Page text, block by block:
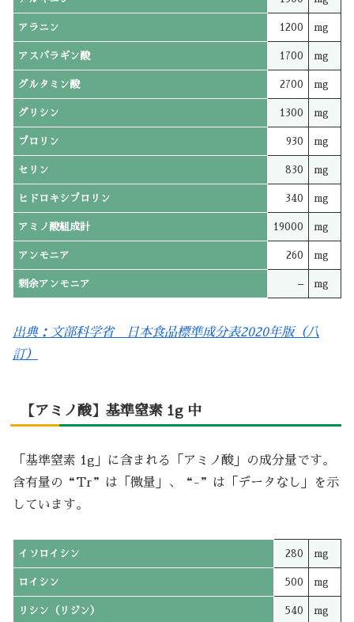
アラニン 1200 mg
アスパラギン酸 1700 mg
グルタミン酸 2700 mg
グリシン 1300 mg
プロリン 930 mg
セリン 830 mg
ヒドロキシプロリン 340 mg
アミノ酸組成計 19000 mg
アンモニア 260 mg
剰余アンモニア – mg
出典：文部科学省 日本食品標準成分表2020年版（八
訂）
【アミノ酸】基準窒素 1g 中
「基準窒素 1g」に含まれる「アミノ酸」の成分量です。
含有量の“Tr”は「微量」、“-”は「データなし」を示
しています。
イソロイシン 280 mg
ロイシン 500 mg
リシン（リジン） 540 mg